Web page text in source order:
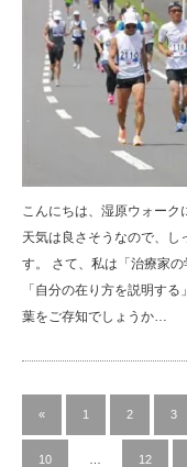
こんにちは、湿原ウォーク
天気は良さそうなので、し
す。 さて、私は「治療家
「自分の在り方を説明す
葉をご存知でしょうか…
« 1 2 3
10 12